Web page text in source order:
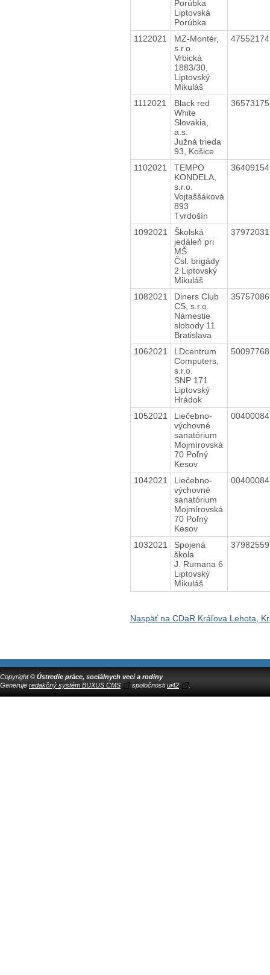
Porúbka
Liptovská
Porúbka
1122021
MZ-Montér,
s.r.o.
Vrbická
1883/30,
Liptovský
Mikuláš
1112021
Black red
White
Slovakia,
a.s.
Južná trieda
93, Košice
1102021
TEMPO
KONDELA,
s.r.o.
Vojtaššáková
893
Tvrdošín
1092021
Školská
jedáleň pri
MŠ
Čsl. brigády
2 Liptovský
Mikuláš
1082021
Diners Club
CS, s.r.o.
Námestie
slobody 11
Bratislava
1062021
LDcentrum
Computers,
s.r.o.
SNP 171
Liptovský
Hrádok
1052021
Liečebno-
výchovné
sanatórium
Mojmírovská
70 Poľný
Kesov
1042021
Liečebno-
výchovné
sanatórium
Mojmírovská
70 Poľný
Kesov
1032021
Spojená
škola
J. Rumana 6
Liptovský
Mikuláš
Naspäť na CDaR Kráľova Lehota,
Copyright © Ústredie práce, sociálnych vecí a rodiny
Generuje redakčný systém BUXUS CMS spoločnostiui42